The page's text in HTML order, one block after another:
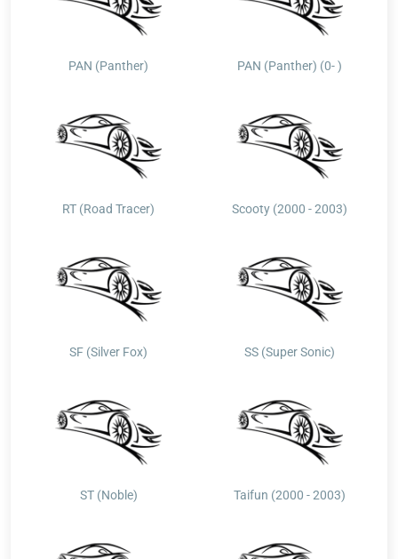
PAN (Panther) PAN (Panther) (0- )
RT (Road Tracer) Scooty (2000 - 2003)
SF (Silver Fox) SS (Super Sonic)
ST (Noble) Taifun (2000 - 2003)